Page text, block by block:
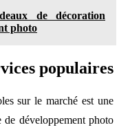
de décoration
photo
populaires
sur le marché est une
développement photo